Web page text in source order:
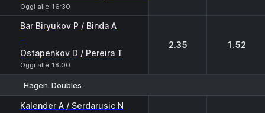
Oggi alle 16:30
Bar Biryukov P / Binda A
-
Ostapenkov D / Pereira T
Oggi alle 18:00
2.35 1.52
Hagen. Doubles
Kalender A / Serdarusic N